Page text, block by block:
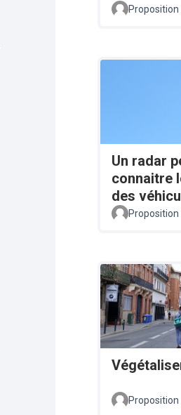
Un radar
connaitre
des